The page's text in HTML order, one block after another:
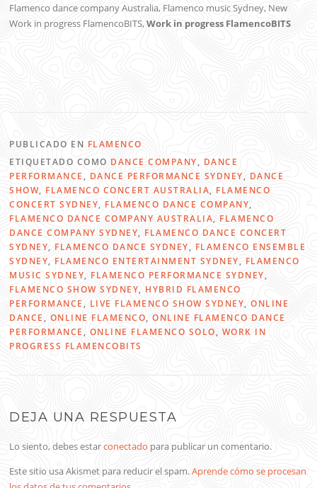
Flamenco dance company Australia, Flamenco music Sydney, New
Work in progress FlamencoBITS,Work in progress FlamencoBITS
PUBLICADO EN FLAMENCO
ETIQUETADO COMO DANCE COMPANY, DANCE
PERFORMANCE , DANCE PERFORMANCE SYDNEY, DANCE
SHOW, FLAMENCO CONCERT AUSTRALIA, FLAMENCO
CONCERT SYDNEY, FLAMENCO DANCE COMPANY,
FLAMENCO DANCE COMPANY AUSTRALIA, FLAMENCO
DANCE COMPANY SYDNEY, FLAMENCO DANCE CONCERT
SYDNEY, FLAMENCO DANCE SYDNEY, FLAMENCO ENSEMBLE
SYDNEY, FLAMENCO ENTERTAINMENT SYDNEY, FLAMENCO
MUSIC SYDNEY, FLAMENCO PERFORMANCE SYDNEY,
FLAMENCO SHOW SYDNEY, HYBRID FLAMENCO
PERFORMANCE, LIVE FLAMENCO SHOW SYDNEY,ONLINE
DANCE , ONLINE FLAMENCO,ONLINE FLAMENCO DANCE
PERFORMANCE , ONLINE FLAMENCO SOLO, WORK IN
PROGRESS FLAMENCOBITS
DEJA UNA RESPUESTA
Lo siento, debes estarconectado para publicar un comentario.
Este sitio usa Akismet para reducir el spam.Aprende cómo se procesan